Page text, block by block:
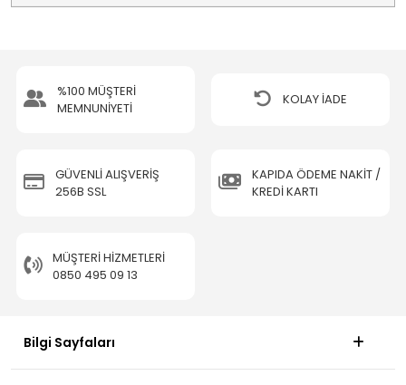
%100 MÜŞTERİ
MEMNUNİYETİ
KOLAY İADE
GÜVENLİ ALIŞVERİŞ
256B SSL
KAPIDA ÖDEME NAKİT /
KREDİ KARTI
MÜŞTERI HIZMETLERI
0850 495 09 13
Bilgi Sayfaları